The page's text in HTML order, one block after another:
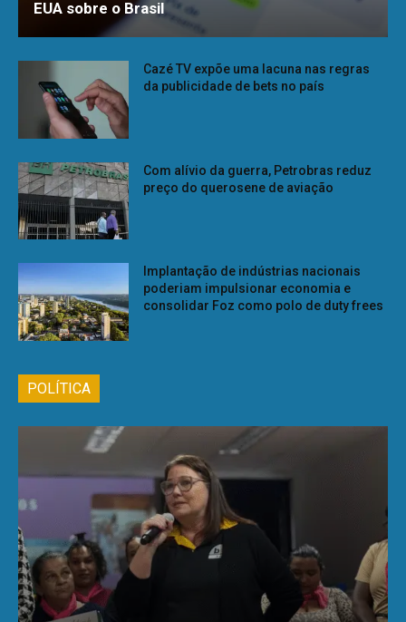
EUA sobre o Brasil
Cazé TV expõe uma lacuna nas regras
da publicidade de bets no país
Com alívio da guerra, Petrobras reduz
preço do querosene de aviação
Implantação de indústrias nacionais
poderiam impulsionar economia e
consolidar Foz como polo de duty frees
POLÍTICA